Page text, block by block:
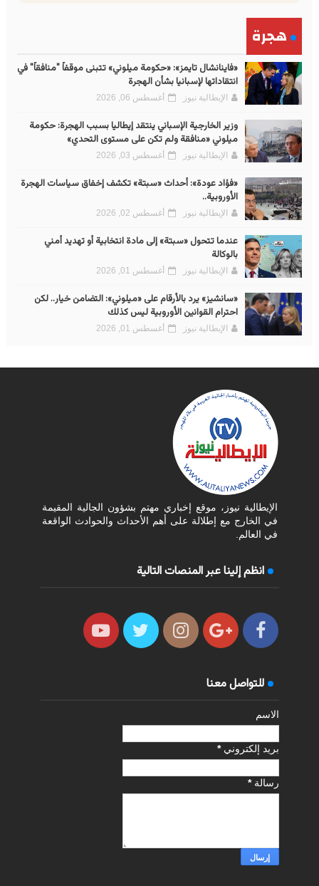
هجرة
«فاينانشال تايمز»: «حكومة ميلوني» تتبنى موقفاً "منافقاً" في
انتقاداتها لإسبانيا بشأن الهجرة
الإيطالية نيوز أغسطس 06, 2026
وزير الخارجية الإسباني ينتقد إيطاليا بسبب الهجرة: حكومة
ميلوني «منافقة ولم تكن على مستوى التحدي»
الإيطالية نيوز أغسطس 03, 2026
«فؤاد عودة»: أحداث «سبتة» تكشف إخفاق سياسات الهجرة
الأوروبية..
الإيطالية نيوز أغسطس 02, 2026
عندما تتحول «سبتة» إلى مادة انتخابية أو تهديد أمني
بالوكالة
الإيطالية نيوز أغسطس 01, 2026
«سانشيز» يرد بالأرقام على «ميلوني»: التضامن خيار.. لكن
احترام القوانين الأوروبية ليس كذلك
الإيطالية نيوز أغسطس 01, 2026
الإيطالية نيوز، موقع إخباري مهتم بشؤون الجالية المقيمة
في الخارج مع إطلالة على أهم الأحداث والحوادث الواقعة
في العالم.
انظم إلينا عبر المنصات التالية
للتواصل معنا
الاسم
بريد إلكتروني*
رسالة*